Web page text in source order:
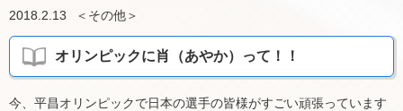
2018.2.13 ＜ その他＞
オリンピックに肖（あやか）って！！
今、平昌オリンピックで日本の選手の皆様がすごい頑張っています